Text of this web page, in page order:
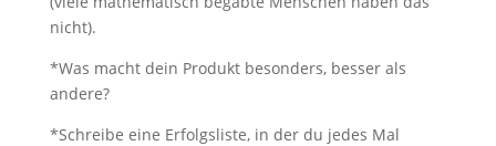
nicht).
*Was macht dein Produkt besonders, besser als
andere?
*Schreibe eine Erfolgsliste, in der du jedes Mal